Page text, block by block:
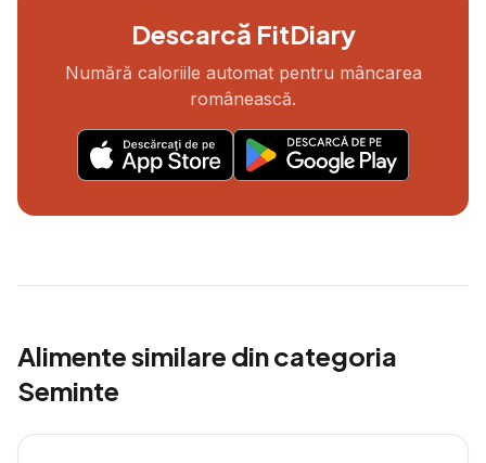
Descarcă FitDiary
Numără caloriile automat pentru mâncarea
românească.
Alimente similare din categoria
Seminte